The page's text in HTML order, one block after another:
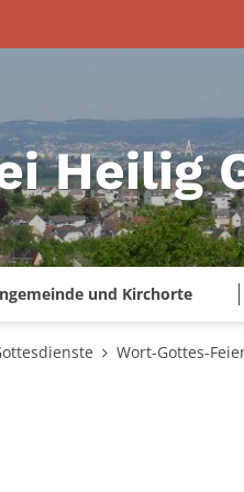
Heilig
und Kirchorte
Wort-Gottes-